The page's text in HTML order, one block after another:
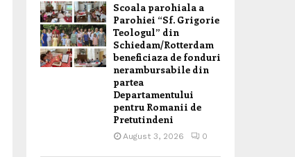
Scoala parohiala a
Parohiei “Sf. Grigorie
Teologul” din
Schiedam/Rotterdam
beneficiaza de fonduri
nerambursabile din
partea
Departamentului
pentru Romanii de
Pretutindeni
August 3, 2026 0